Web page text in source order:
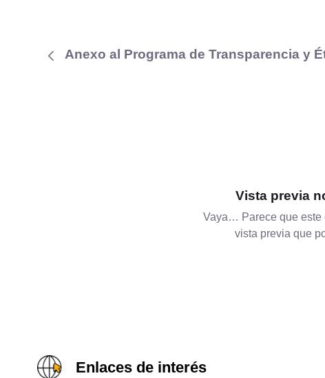
Anexo al Programa de Transparencia y
Vista previa
Vaya… Parece que este
vista previa que
Enlaces de interés